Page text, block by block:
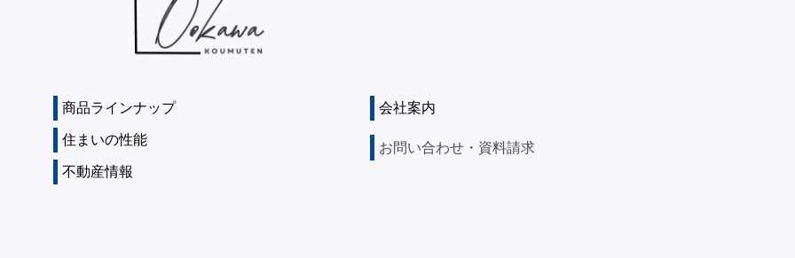
商品ラインナップ
住まいの性能
不動産情報
会社案内
お問い合わせ・資料請求